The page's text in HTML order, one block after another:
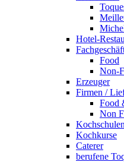
Hotel-
Food
Non-
Erzeuger
Firmen /
Food
Non
Kochschulen
Kochkurse
Caterer
berufene